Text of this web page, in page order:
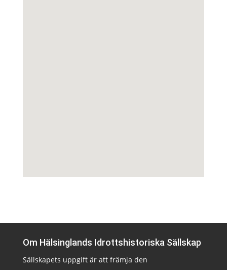
Om Hälsinglands Idrottshistoriska Sällskap
Sällskapets uppgift är att främja den